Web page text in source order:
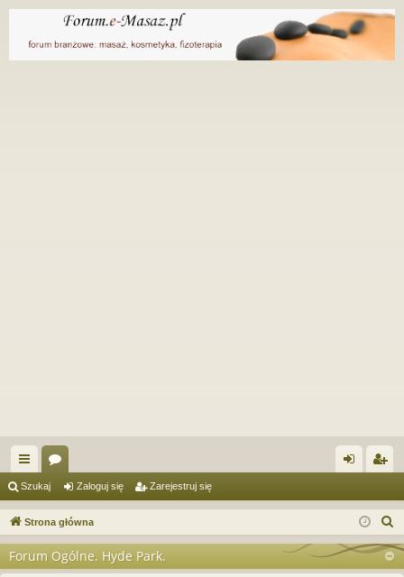
ię
ce
…
or
a og
si
ej
tru
Szukaj Zaloguj się Zarejestruj się
Strona główna
Forum Ogólne. Hyde Park.